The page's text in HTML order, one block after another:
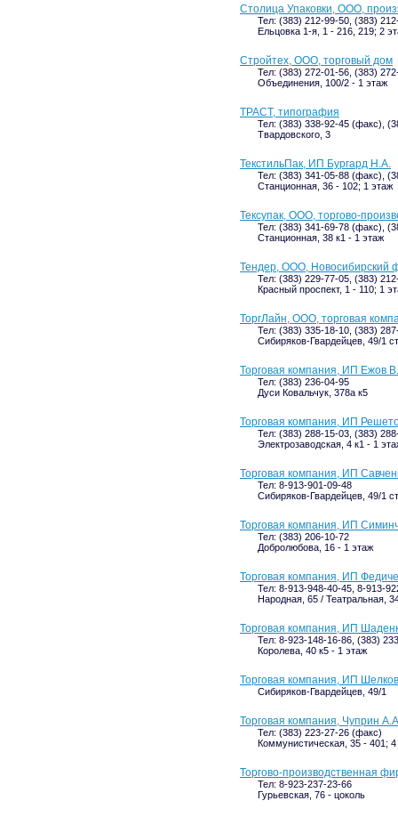
Столица Упаковки, ООО,
Тел: (383) 212-99-50, (383)
Ельцовка 1-я, 1 - 216, 219; 2
Стройтех, ООО, торговый дом
Тел: (383) 272-01-56, (383)
Объединения, 100/2 - 1 этаж
ТРАСТ, типография
Тел: (383) 338-92-45 (факс),
Твардовского, 3
ТекстильПак, ИП Бургард Н.А.
Тел: (383) 341-05-88 (факс),
Станционная, 36 - 102; 1 этаж
Тексупак, ООО, торгово-
Тел: (383) 341-69-78 (факс),
Станционная, 38 к1 - 1 этаж
Тендер, ООО, Новосибирский
Тел: (383) 229-77-05, (383)
Красный проспект, 1 - 110; 1
ТоргЛайн, ООО, торговая
Тел: (383) 335-18-10, (383)
Сибиряков-Гвардейцев, 49/1
Торговая компания, ИП Ежов
Тел: (383) 236-04-95
Дуси Ковальчук, 378а к5
Торговая компания, ИП
Тел: (383) 288-15-03, (383)
Электрозаводская, 4 к1 - 1
Торговая компания, ИП
Тел: 8-913-901-09-48
Сибиряков-Гвардейцев, 49/1
Торговая компания, ИП
Тел: (383) 206-10-72
Добролюбова, 16 - 1 этаж
Торговая компания, ИП
Тел: 8-913-948-40-45, 8-913-
Народная, 65 / Театральная,
Торговая компания, ИП
Тел: 8-923-148-16-86, (383)
Королева, 40 к5 - 1 этаж
Торговая компания, ИП
Сибиряков-Гвардейцев, 49/1
Торговая компания, Чуприн
Тел: (383) 223-27-26 (факс)
Коммунистическая, 35 - 401; 4
Торгово-производственная
Тел: 8-923-237-23-66
Гурьевская, 76 - цоколь